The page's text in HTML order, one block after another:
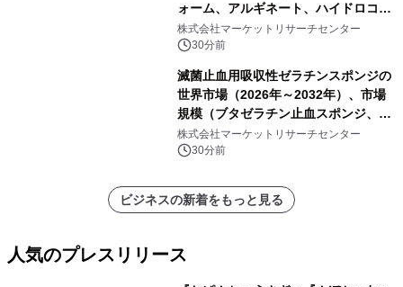
ォーム、アルギネート、ハイドロコロ
イド、その他）・分析レポートを発表
株式会社マーケットリサーチセンター
30分前
滅菌止血用吸収性ゼラチンスポンジの
世界市場（2026年～2032年）、市場
規模（ブタゼラチン止血スポンジ、牛
ゼラチン止血スポンジ、その他）・分
析レポートを発表
株式会社マーケットリサーチセンター
30分前
ビジネスの新着をもっと見る
人気のプレスリリース